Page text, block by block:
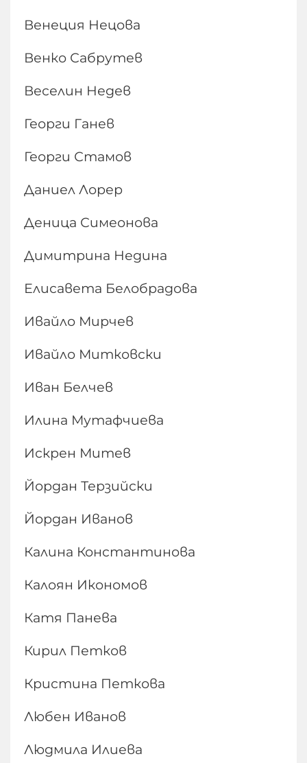
Венеция Нецова
Венко Сабрутев
Веселин Недев
Георги Ганев
Георги Стамов
Даниел Лорер
Деница Симеонова
Димитрина Недина
Елисавета Белобрадова
Ивайло Мирчев
Ивайло Митковски
Иван Белчев
Илина Мутафчиева
Искрен Митев
Йордан Терзийски
Йордан Иванов
Калина Константинова
Калоян Икономов
Катя Панева
Кирил Петков
Кристина Петкова
Любен Иванов
Людмила Илиева